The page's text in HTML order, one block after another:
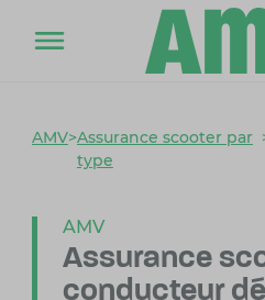
AMV>Assurance scooter par
type
AMV
Assurance
conducteur